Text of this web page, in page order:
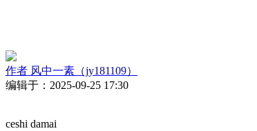
作者 风中一素（jy181109）
编辑于：2025-09-25 17:30
ceshi damai